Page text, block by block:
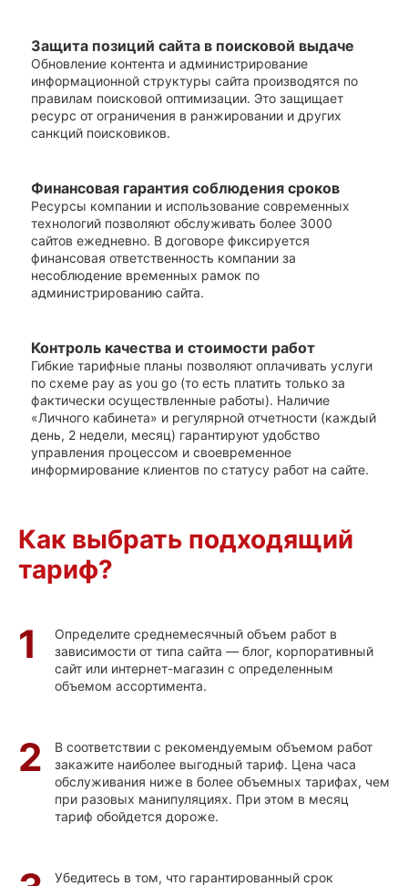
Защита позиций сайта в поисковой выдаче
Обновление контента и администрирование
информационной структуры сайта производятся по
правилам поисковой оптимизации. Это защищает
ресурс от ограничения в ранжировании и других
санкций поисковиков.
Финансовая гарантия соблюдения сроков
Ресурсы компании и использование современных
технологий позволяют обслуживать более 3000
сайтов ежедневно. В договоре фиксируется
финансовая ответственность компании за
несоблюдение временных рамок по
администрированию сайта.
Контроль качества и стоимости работ
Гибкие тарифные планы позволяют оплачивать услуги
по схеме pay as you go (то есть платить только за
фактически осуществленные работы). Наличие
«Личного кабинета» и регулярной отчетности (каждый
день, 2 недели, месяц) гарантируют удобство
управления процессом и своевременное
информирование клиентов по статусу работ на сайте.
Как выбрать подходящий
тариф?
1
Определите среднемесячный объем работ в
зависимости от типа сайта — блог, корпоративный
сайт или интернет-магазин с определенным
объемом ассортимента.
2
В соответствии с рекомендуемым объемом работ
закажите наиболее выгодный тариф. Цена часа
обслуживания ниже в более объемных тарифах, чем
при разовых манипуляциях. При этом в месяц
тариф обойдется дороже.
Убедитесь в том, что гарантированный срок